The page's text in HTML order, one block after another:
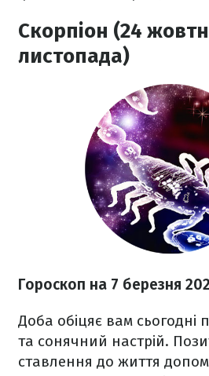
Скорпіон (24
листопада)
Гороскоп на 7 березня
Доба обіцяє вам
та сонячний настрій.
ставлення до життя